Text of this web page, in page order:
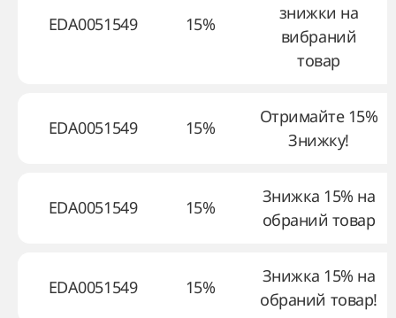
EDA0051549 15%
знижки на
вибраний
товар
EDA0051549 15%
Отримайте 15%
Знижку!
EDA0051549 15%
Знижка 15% на
обраний товар
EDA0051549 15%
Знижка 15% на
обраний товар!